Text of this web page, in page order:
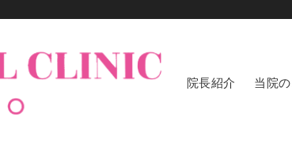
院長紹介 当院